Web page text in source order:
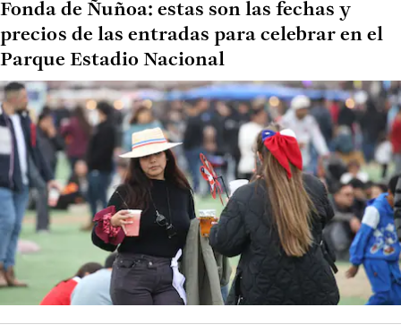
Fonda de Ñuñoa: estas son las fechas y
precios de las entradas para celebrar en el
Parque Estadio Nacional